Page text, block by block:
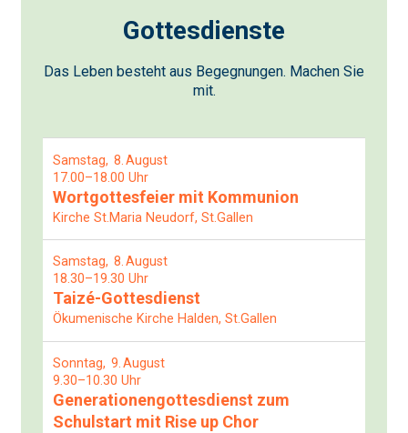
Gottesdienste
Das Leben besteht aus Begegnungen. Machen Sie
mit.
Samstag 8 August
17.00–18.00 Uhr
Wortgottesfeier mit Kommunion
Kirche St.Maria Neudorf, St.Gallen
Samstag 8 August
18.30–19.30 Uhr
Taizé-Gottesdienst
Ökumenische Kirche Halden, St.Gallen
Sonntag 9 August
9.30–10.30 Uhr
Generationengottesdienst zum
Schulstart mit Rise up Chor